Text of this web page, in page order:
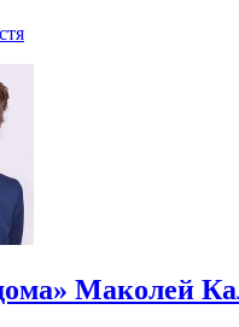
Маколей